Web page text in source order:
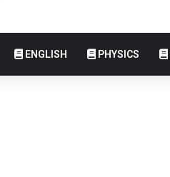
ENGLISH PHYSICS